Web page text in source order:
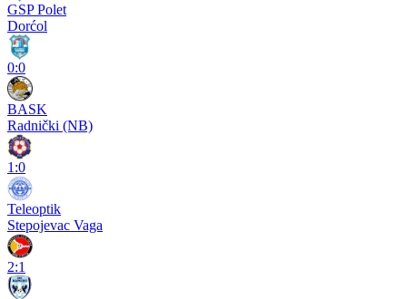
GSP Polet
Dorćol
0:0
BASK
Radnički (NB)
1:0
Teleoptik
Stepojevac Vaga
2:1